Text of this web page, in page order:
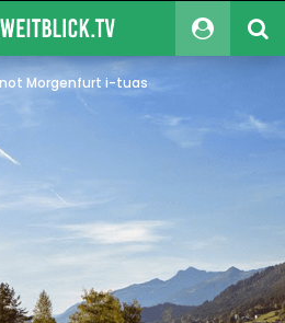
Morgenfurt i-tuas